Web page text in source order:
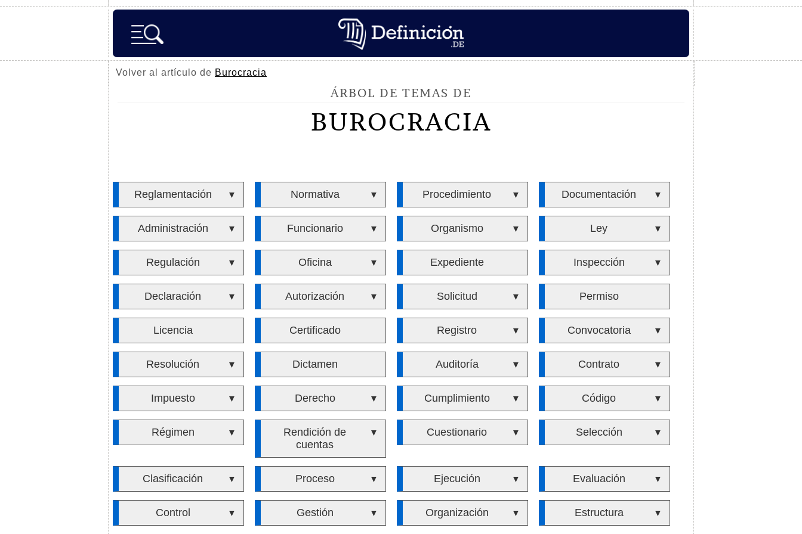
Volver al artículo de Burocracia
ÁRBOL DE TEMAS DE
BUROCRACIA
Reglamentación ▼ Normativa ▼ Procedimiento ▼ Documentación ▼
Administración ▼ Funcionario ▼ Organismo ▼ Ley ▼
Regulación ▼ Oficina ▼ Expediente Inspección ▼
Declaración ▼ Autorización ▼ Solicitud ▼ Permiso
Licencia Certificado Registro ▼ Convocatoria ▼
Resolución ▼ Dictamen Auditoría ▼ Contrato ▼
Impuesto ▼ Derecho ▼ Cumplimiento ▼ Código ▼
Régimen ▼
Rendición de
cuentas
▼ Cuestionario ▼ Selección ▼
Clasificación ▼ Proceso ▼ Ejecución ▼ Evaluación ▼
Control ▼ Gestión ▼ Organización ▼ Estructura ▼